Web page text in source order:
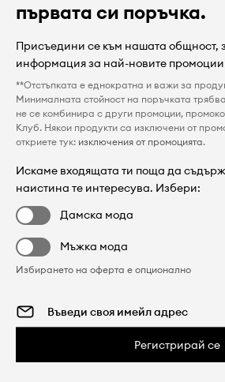
първата си поръчка.
Присъедини се към нашата общност,
информация за най-новите промоции
**Отстъпката е еднократна и важи за
Минималната стойност на поръчката
не се комбинира с други промоции,
Клуб. Някои продукти са изключени от
откриете тук: изключения от промоцията.
Искаме входящата ти поща да
наистина те интересува. Избери:
Дамска мода
Мъжка мода
Избирането на оферта е опционално
Регистрирай се